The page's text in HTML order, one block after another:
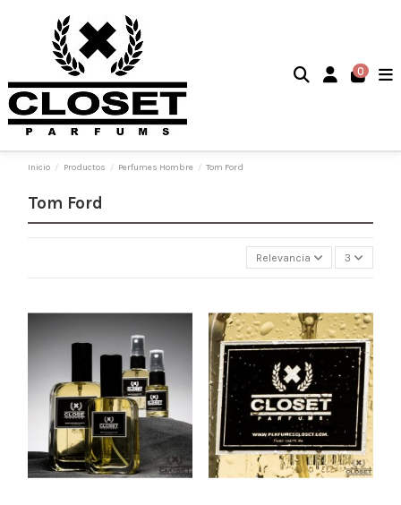
0
Inicio Productos Perfumes Hombre Tom Ford
Tom Ford
Relevancia 3